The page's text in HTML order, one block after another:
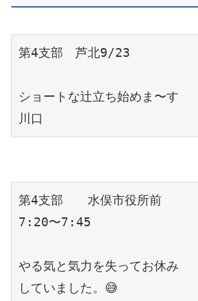
第4支部　芦北9/23
ショートな辻立ち始めま〜す
川口
第4支部　　水俣市役所前
7:20〜7:45
やる気と気力を失ってお休み
していました。😅